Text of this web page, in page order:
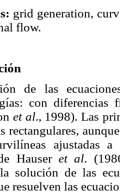
grid generation,
flow.
de las
con
et al., 1998). Las
rectangulares,
ajustadas
Hauseret al.
solución de las
resuelven las